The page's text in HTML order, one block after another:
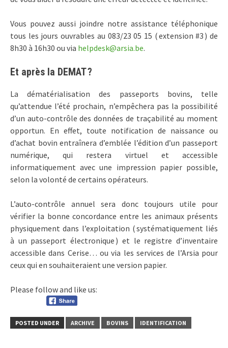
Vous pouvez aussi joindre notre assistance téléphonique
tous les jours ouvrables au 083/23 05 15 ( extension #3 ) de
8h30 à 16h30 ou via helpdesk@arsia.be.
Et après la DEMAT ?
La dématérialisation des passeports bovins, telle
qu’attendue l’été prochain, n’empêchera pas la possibilité
d’un auto-contrôle des données de traçabilité au moment
opportun. En effet, toute notification de naissance ou
d’achat bovin entraînera d’emblée l’édition d’un passeport
numérique, qui restera virtuel et accessible
informatiquement avec une impression papier possible,
selon la volonté de certains opérateurs.
L’auto-contrôle annuel sera donc toujours utile pour
vérifier la bonne concordance entre les animaux présents
physiquement dans l’exploitation ( systématiquement liés
à un passeport électronique ) et le registre d’inventaire
accessible dans Cerise… ou via les services de l’Arsia pour
ceux qui en souhaiteraient une version papier.
Please follow and like us:
POSTED UNDER ARCHIVE BOVINS IDENTIFICATION